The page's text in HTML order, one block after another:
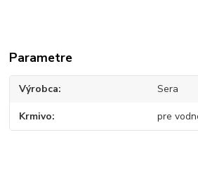
Parametre
Výrobca Sera
Krmivo pre